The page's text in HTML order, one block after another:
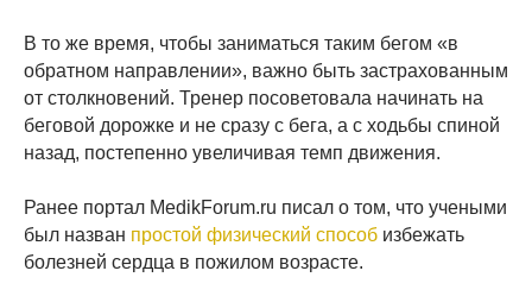
В то же время, чтобы заниматься таким бегом «в
обратном направлении», важно быть застрахованным
от столкновений. Тренер посоветовала начинать на
беговой дорожке и не сразу с бега, а с ходьбы спиной
назад, постепенно увеличивая темп движения.
Ранее портал MedikForum.ru писал о том, что учеными
был назван простой физический способ избежать
болезней сердца в пожилом возрасте.